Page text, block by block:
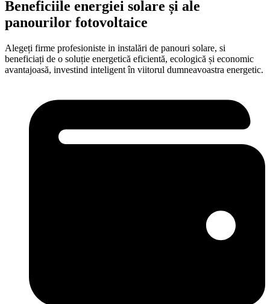
Beneficiile energiei solare și ale
panourilor fotovoltaice
Alegeți firme profesioniste in instalări de panouri solare, si
beneficiați de o soluție energetică eficientă, ecologică și economic
avantajoasă, investind inteligent în viitorul dumneavoastra energetic.